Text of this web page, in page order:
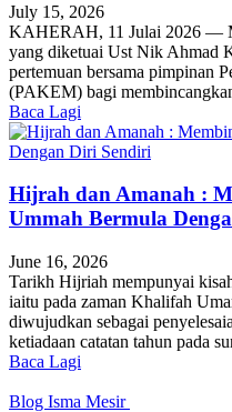
July 15, 2026
KAHERAH, 11 Julai 2026 —
yang diketuai Ust Nik Ahmad
pertemuan bersama pimpinan
(PAKEM) bagi
Baca Lagi
Hijrah dan Amanah :
Ummah Bermula
June 16, 2026
Tarikh Hijriah mempunyai
iaitu pada zaman Khalifah
diwujudkan sebagai
ketiadaan catatan tahun pada
Baca Lagi
Blog Isma Mesir